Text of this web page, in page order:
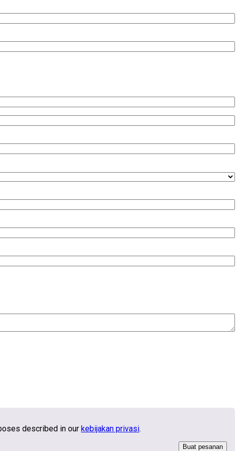
described in our kebijakan privasi.
Buat pesanan